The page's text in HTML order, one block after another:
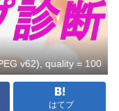
v62), quality = 100
はてブ